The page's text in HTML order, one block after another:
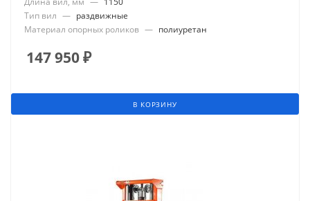
Тип вил — раздвижные
Материал опорных роликов — полиуретан
147 950₽
В КОРЗИНУ